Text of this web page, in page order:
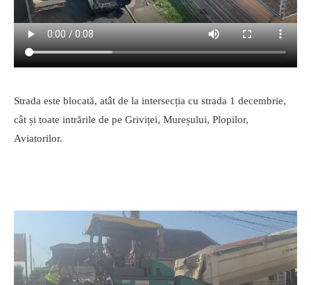
Strada este blocată, atât de la intersecția cu strada 1 decembrie,
cât și toate intrările de pe Griviței, Mureșului, Plopilor,
Aviatorilor.